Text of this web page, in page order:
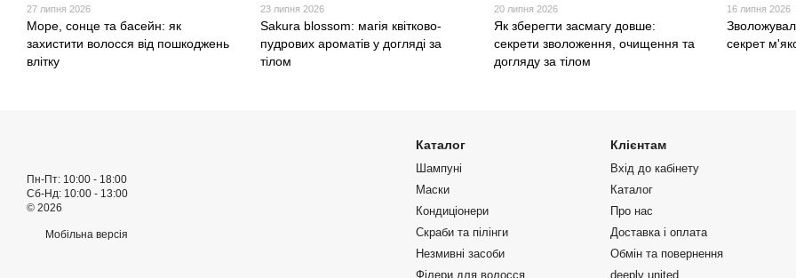
27 липня 2026
Море, сонце та басейн: як
захистити волосся від пошкоджень
влітку
23 липня 2026
Sakura blossom: магія квітково-
пудрових ароматів у догляді за
тілом
20 липня 2026
Як зберегти засмагу довше:
секрети зволоження, очищення та
догляду за тілом
16 липня 2026
секрет
Пн-Пт: 10:00 - 18:00
Сб-Нд: 10:00 - 13:00
© 2026
Мобільна версія
Каталог
Шампуні
Маски
Кондиціонери
Скраби та пілінги
Незмивні засоби
Філери для волосся
Клієнтам
Вхід до кабінету
Каталог
Про нас
Доставка і оплата
Обмін та повернення
deeply united